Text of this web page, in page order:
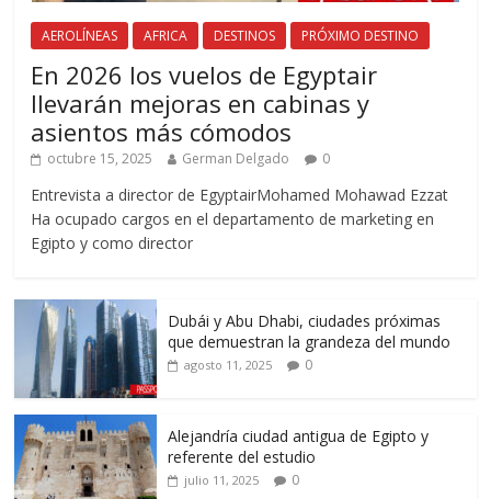
AEROLÍNEAS AFRICA DESTINOS PRÓXIMO DESTINO
En 2026 los vuelos de Egyptair
llevarán mejoras en cabinas y
asientos más cómodos
octubre 15, 2025 German Delgado 0
Entrevista a director de EgyptairMohamed Mohawad Ezzat
Ha ocupado cargos en el departamento de marketing en
Egipto y como director
Dubái y Abu Dhabi, ciudades próximas
que demuestran la grandeza del mundo
agosto 11, 2025 0
Alejandría ciudad antigua de Egipto y
referente del estudio
julio 11, 2025 0